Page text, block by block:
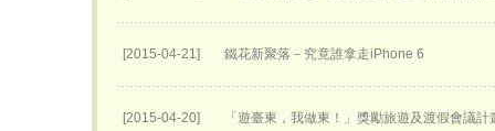
[2015-04-21] 鐵花新聚落－究竟誰拿走iPhone 6
[2015-04-20] 「遊臺東，我做東！」獎勵旅遊及渡假會議計